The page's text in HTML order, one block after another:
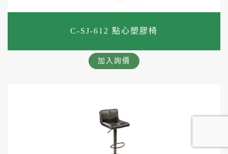
C-SJ-612 點心塑膠椅
加入詢價